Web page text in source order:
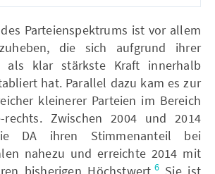
Parteienspektrums ist vor allem
die sich aufgrund ihrer
als klar stärkste Kraft innerhalb
hat. Parallel dazu kam es zur
kleinerer Parteien im Bereich
Zwischen 2004 und 2014
DA ihren Stimmenanteil bei
nahezu und erreichte 2014 mit
bisherigen Höchstwert.6Sie ist